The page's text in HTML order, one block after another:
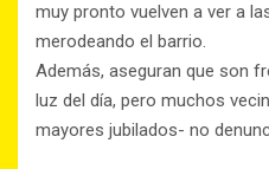
muy pronto vuelven a ver a
merodeando el barrio.
Además, aseguran que son
luz del día, pero muchos
mayores jubilados- no